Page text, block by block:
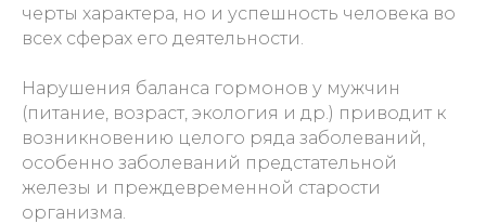
черты характера, но и успешность человека во
всех сферах его деятельности.
Нарушения баланса гормонов у мужчин
(питание, возраст, экология и др.) приводит к
возникновению целого ряда заболеваний,
особенно заболеваний предстательной
железы и преждевременной старости
организма.